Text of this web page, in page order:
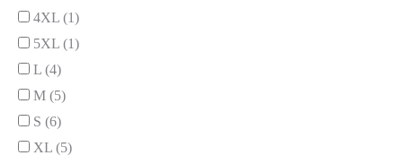
4XL (1)
5XL (1)
L (4)
M (5)
S (6)
XL (5)